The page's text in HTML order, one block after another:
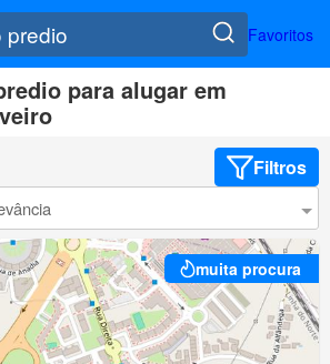
Favoritos
para alugar em
Filtros
muita procura